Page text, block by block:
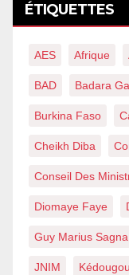
ÉTIQUETTES
AES Afrique
BAD Badara
Burkina Faso
Cheikh Diba
Conseil Des
Diomaye Faye
Guy Marius Sagna
JNIM Kédougou